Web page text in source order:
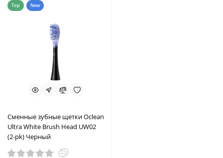
Top New
Сменные зубные щетки Oclean
Ultra White Brush Head UW02
(2-pk) Черный